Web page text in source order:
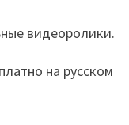
видеоролики.
на русском